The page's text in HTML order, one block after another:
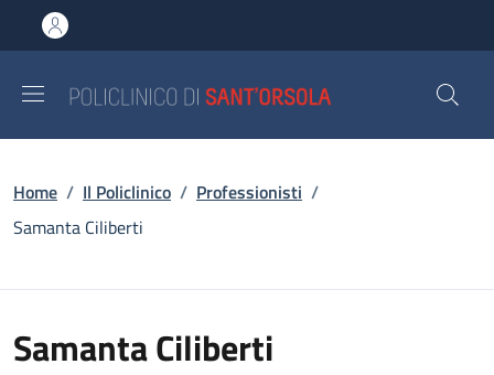
al contenuto principale
to footer content
Briciole di pane
Home / Il Policlinico / Professionisti /
Samanta Ciliberti
Samanta Ciliberti